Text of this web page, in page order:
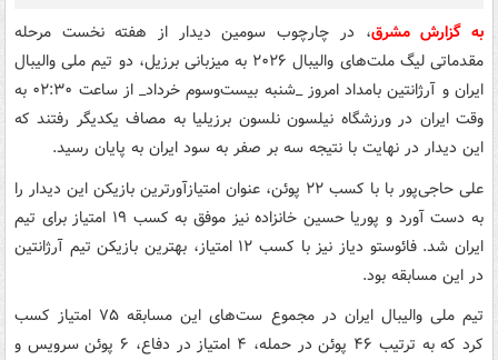
به گزارش مشرق، در چارچوب سومین دیدار از هفته نخست مرحله
مقدماتی لیگ ملت‌های والیبال ۲۰۲۶ به میزبانی برزیل، دو تیم ملی والیبال
ایران و آرژانتین بامداد امروز _شنبه بیست‌وسوم خرداد_ از ساعت ۰۲:۳۰ به
وقت ایران در ورزشگاه نیلسون نلسون برزیلیا به مصاف یکدیگر رفتند که
این دیدار در نهایت با نتیجه سه بر صفر به سود ایران به پایان رسید.
علی حاجی‌پور با با کسب ۲۲ پوئن، عنوان امتیازآورترین بازیکن این دیدار را
به دست آورد و پوریا حسین خانزاده نیز موفق به کسب ۱۹ امتیاز برای تیم
ایران شد. فائوستو دیاز نیز با کسب ۱۲ امتیاز، بهترین بازیکن تیم آرژانتین
در این مسابقه بود.
تیم ملی والیبال ایران در مجموع ست‌های این مسابقه ۷۵ امتیاز کسب
کرد که به ترتیب ۴۶ پوئن در حمله، ۴ امتیاز در دفاع، ۶ پوئن سرویس و